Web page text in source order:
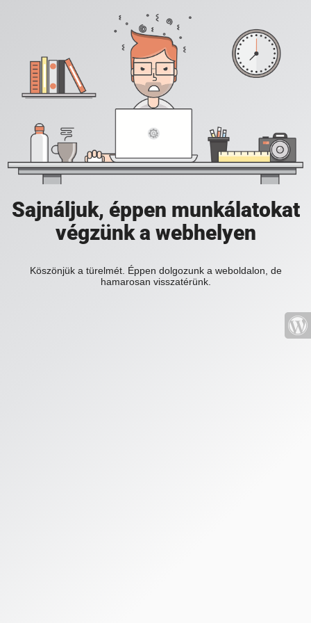
Sajnáljuk, éppen munkálatokat
végzünk a webhelyen
Köszönjük a türelmét. Éppen dolgozunk a weboldalon, de
hamarosan visszatérünk.